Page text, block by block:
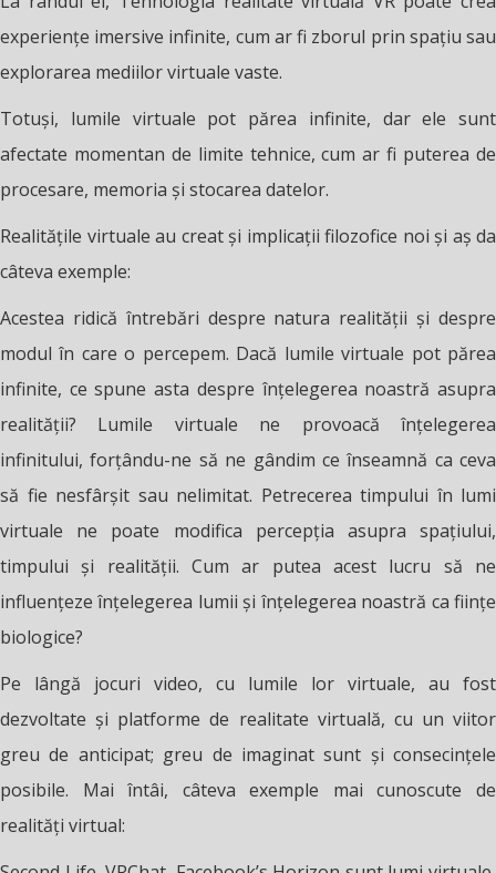
experiențe imersive infinite, cum ar fi zborul prin spațiu sau
explorarea mediilor virtuale vaste.
Totuși, lumile virtuale pot părea infinite, dar ele sunt
afectate momentan de limite tehnice, cum ar fi puterea de
procesare, memoria și stocarea datelor.
Realitățile virtuale au creat și implicații filozofice noi și aș da
câteva exemple:
Acestea ridică întrebări despre natura realității și despre
modul în care o percepem. Dacă lumile virtuale pot părea
infinite, ce spune asta despre înțelegerea noastră asupra
realității? Lumile virtuale ne provoacă înțelegerea
infinitului, forțându-ne să ne gândim ce înseamnă ca ceva
să fie nesfârșit sau nelimitat. Petrecerea timpului în lumi
virtuale ne poate modifica percepția asupra spațiului,
timpului și realității. Cum ar putea acest lucru să ne
influențeze înțelegerea lumii și înțelegerea noastră ca ființe
biologice?
Pe lângă jocuri video, cu lumile lor virtuale, au fost
dezvoltate și platforme de realitate virtuală, cu un viitor
greu de anticipat; greu de imaginat sunt și consecințele
posibile. Mai întâi, câteva exemple mai cunoscute de
realități virtual: